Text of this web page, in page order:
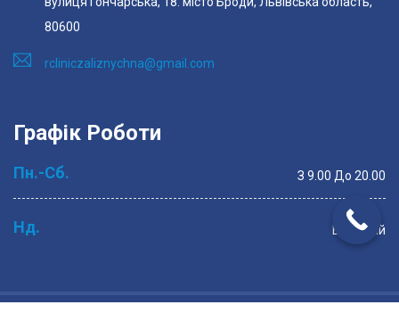
80600
rcliniczaliznychna@gmail.com
Графік Роботи
Пн.-Сб. З 9.00 До 20.00
Нд. Вихідний